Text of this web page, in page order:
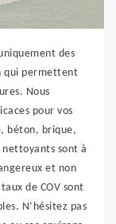
des
qui permettent
Nous
pour vos
béton, brique,
sont à
et non
de COV sont
N’hésitez pas